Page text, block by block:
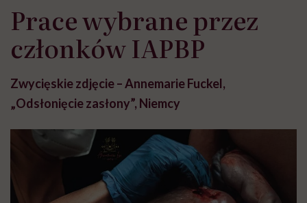
Prace wybrane przez
członków IAPBP
Zwycięskie zdjęcie – Annemarie Fuckel,
„Odsłonięcie zasłony”, Niemcy